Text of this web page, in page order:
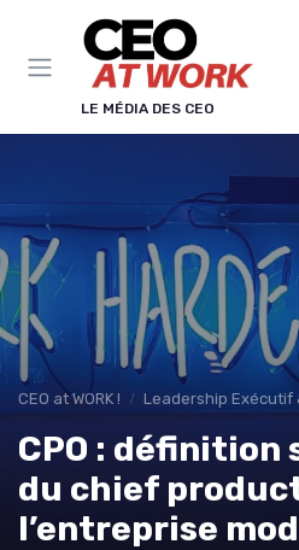
LE MÉDIA DES CEO
CEO at WORK ! Leadership Exécutif &
CPO :
du chief
l’entreprise
Panneau de gestion des cookies